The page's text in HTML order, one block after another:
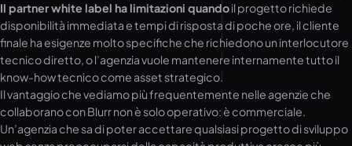
Il partner white label ha limitazioni quandoil progetto richiede
disponibilità immediata e tempi di risposta di poche ore, il cliente
finale ha esigenze molto specifiche che richiedono un interlocutore
tecnico diretto, o l’agenzia vuole mantenere internamente tutto il
know-how tecnico come asset strategico.
Il vantaggio che vediamo più frequentemente nelle agenzie che
collaborano con Blurr non è solo operativo: è commerciale.
Un’agenzia che sa di poter accettare qualsiasi progetto di sviluppo